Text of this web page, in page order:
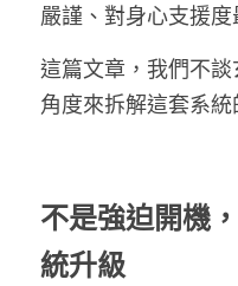
嚴謹、對身心支援度
這篇文章，我們不
角度來拆解這套系統
不是強迫開機
統升級